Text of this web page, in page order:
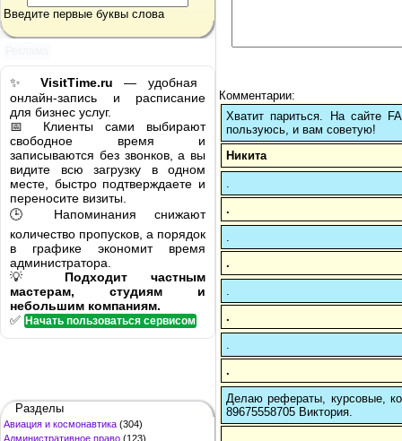
Введите первые буквы слова
✨ VisitTime.ru — удобная
онлайн-запись и расписание
для бизнес услуг.
📅 Клиенты сами выбирают
свободное время и
записываются без звонков, а вы
видите всю загрузку в одном
месте, быстро подтверждаете и
переносите визиты.
🕒 Напоминания снижают
количество пропусков, а порядок
в графике экономит время
администратора.
💡 Подходит частным
мастерам, студиям и
небольшим компаниям.
✅ Начать пользоваться сервисом
Разделы
Авиация и космонавтика (304)
Административное право (123)
Комментарии:
Хватит париться. На сайте
пользуюсь, и вам советую!
Никита
.
.
.
.
Делаю рефераты, курсовые,
89675558705 Виктория.